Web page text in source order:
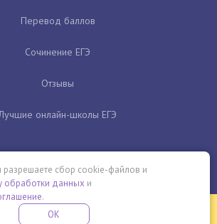
Перевод баллов
Сочинение ЕГЭ
Отзывы
онлайн-школы ЕГЭ
летняя школа
разрешаете сбор cookie-файлов и
обработки данных и
.
OK